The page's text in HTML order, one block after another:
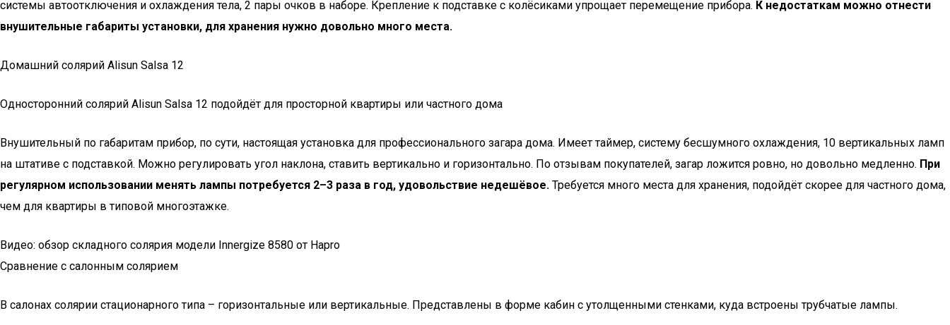
системы автоотключения и охлаждения тела, 2 пары очков в наборе. Крепление к подставке с колёсиками упрощает перемещение прибора. К недостаткам можно отнести
внушительные габариты установки, для хранения нужно довольно много места.
Домашний солярий Alisun Salsa 12
Односторонний солярий Alisun Salsa 12 подойдёт для просторной квартиры или частного дома
Внушительный по габаритам прибор, по сути, настоящая установка для профессионального загара дома. Имеет таймер, систему бесшумного охлаждения, 10 вертикальных ламп
на штативе с подставкой. Можно регулировать угол наклона, ставить вертикально и горизонтально. По отзывам покупателей, загар ложится ровно, но довольно медленно. При
регулярном использовании менять лампы потребуется 2–3 раза в год, удовольствие недешёвое. Требуется много места для хранения, подойдёт скорее для частного дома,
чем для квартиры в типовой многоэтажке.
Видео: обзор складного солярия модели Innergize 8580 от Hapro
Сравнение с салонным солярием
В салонах солярии стационарного типа – горизонтальные или вертикальные. Представлены в форме кабин с утолщенными стенками, куда встроены трубчатые лампы.